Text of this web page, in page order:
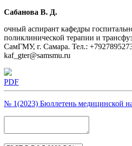
Сабанова В. Д.
очный аспирант кафедры
поликлинической терапии и
СамГМУ, г. Самара. Тел.:
kaf_gter@samsmu.ru
PDF
№ 1(2023) Бюллетень медицинской